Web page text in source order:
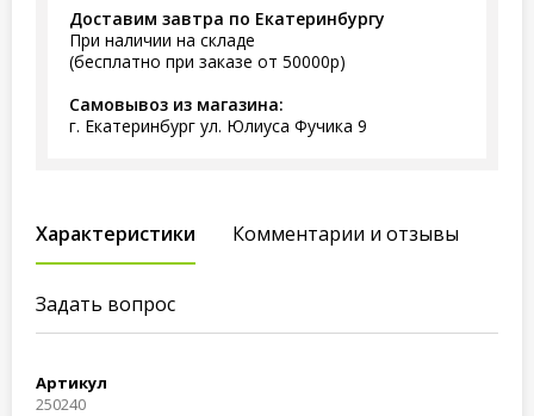
Доставим завтра по Екатеринбургу
При наличии на складе
(бесплатно при заказе от 50000р)
Самовывоз из магазина:
г. Екатеринбург ул. Юлиуса Фучика 9
Характеристики Комментарии и отзывы
Задать вопрос
Артикул
250240